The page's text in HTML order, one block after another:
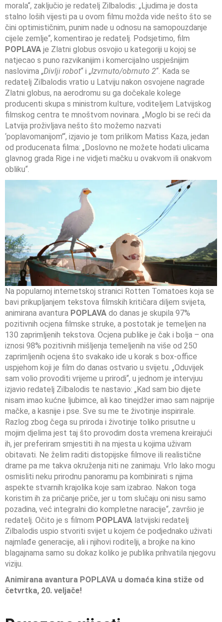
morala“, zaključio je redatelj Zilbalodis: „Ljudima je dosta
stalno loših vijesti pa u ovom filmu možda vide nešto što se
čini optimističnim, punim nade u odnosu na samopouzdanje
cijele zemlje“, komentirao je redatelj. Podsjetimo, film
POPLAVA je Zlatni globus osvojio u kategoriji u kojoj se
natjecao s puno razvikanijim i komercijalno uspješnijim
naslovima „Divlji robot“ i „Izvrnuto/obrnuto 2“. Kada se
redatelj Zilbalodis vratio u Latviju nakon osvojene nagrade
Zlatni globus, na aerodromu su ga dočekale kolege
producenti skupa s ministrom kulture, voditeljem Latvijskog
filmskog centra te mnoštvom novinara. „Moglo bi se reći da
Latvija proživljava nešto što možemo nazvati
‘poplavomanijom’“, izjavio je tom prilikom Matiss Kaza, jedan
od producenata filma: „Doslovno ne možete hodati ulicama
glavnog grada Rige i ne vidjeti mačku u ovakvom ili onakvom
obliku“.
Na popularnoj internetskoj stranici Rotten Tomatoes koja se
bavi prikupljanjem tekstova filmskih kritičara diljem svijeta,
animirana avantura POPLAVA do danas je skupila 97%
pozitivnih ocjena filmske struke, a postotak je temeljen na
130 zaprimljenih tekstova. Ocjena publike je čak i bolja – ona
iznosi 98% pozitivnih mišljenja temeljenih na više od 250
zaprimljenih ocjena što svakako ide u korak s box-office
uspjehom koji je film do danas ostvario u svijetu. „Oduvijek
sam volio provoditi vrijeme u prirodi“, u jednom je intervjuu
izjavio redatelj Zilbalodis te nastavio: „Kad sam bio dijete
nisam imao kućne ljubimce, ali kao tinejdžer imao sam najprije
mačke, a kasnije i pse. Sve su me te životinje inspirirale.
Razlog zbog čega su priroda i životinje toliko prisutne u
mojim djelima jest taj što provodim dosta vremena kreirajući
ih, jer preferiram smjestiti ih na mjesta u kojima uživam
obitavati. Ne želim raditi distopijske filmove ili realistične
drame pa me takva okruženja niti ne zanimaju. Vrlo lako mogu
osmisliti neku prirodnu panoramu pa kombinirati s njima
aspekte stvarnih krajolika koje sam izabrao. Nakon toga
koristim ih za pričanje priče, jer u tom slučaju oni nisu samo
pozadina, već integralni dio kompletne naracije“, završio je
redatelj. Očito je s filmom POPLAVA latvijski redatelj
Zilbalodis uspio stvoriti svijet u kojem će podjednako uživati
najmlađe generacije, ali i njihovi roditelji, a brojke na kino
blagajnama samo su dokaz koliko je publika prihvatila njegovu
viziju.
Animirana avantura POPLAVA u domaća kina stiže od
četvrtka, 20. veljače!